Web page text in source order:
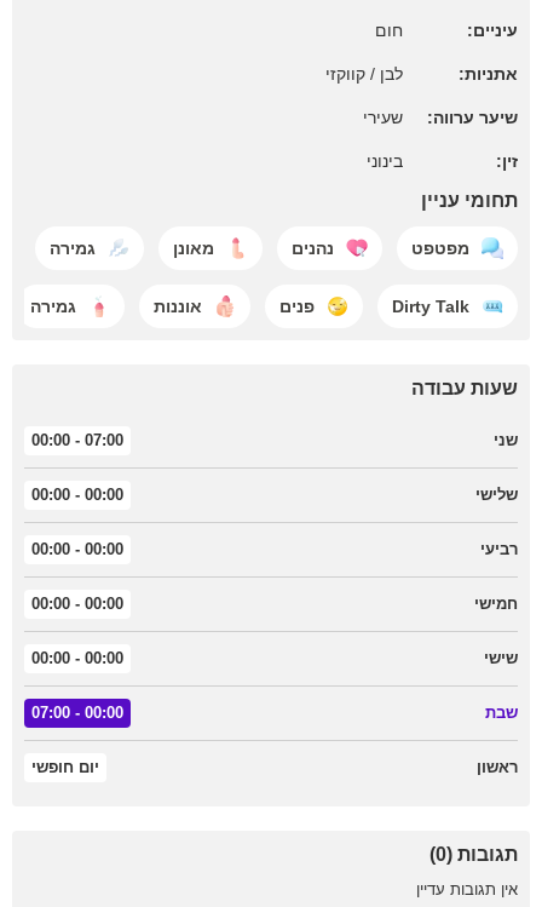
עיניים: חום
אתניות: לבן / קווקזי
שיער ערווה: שעירי
זין: בינוני
תחומי עניין
מפטפט נהנים מאונן גמירה
Dirty Talk פנים אוננות גמירה
שעות עבודה
שני 07:00 - 00:00
שלישי 00:00 - 00:00
רביעי 00:00 - 00:00
חמישי 00:00 - 00:00
שישי 00:00 - 00:00
שבת 00:00 - 07:00
ראשון יום חופשי
תגובות (0)
אין תגובות עדיין